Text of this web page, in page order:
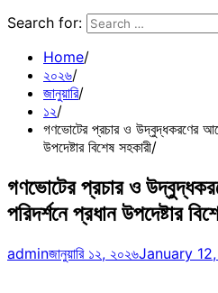
Search for:
Home
২০২৬
জানুয়ারি
১২
গণভোটের প্রচার ও উদ্বুদ্ধকরণের
উপদেষ্টার বিশেষ সহকারী
গণভোটের প্রচার ও
পরিদর্শনে প্রধান উপদেষ্টার
adminজানুয়ারি ১২, ২০২৬January